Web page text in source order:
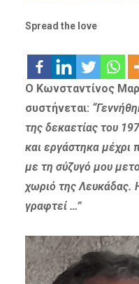
Spread the love
Ο Κωνσταντίνος
συστήνεται:
της δεκαετίας του
και εργάστηκα μέχρι
με τη σύζυγό μου
χωριό της Λευκάδας.
γραφτεί …”